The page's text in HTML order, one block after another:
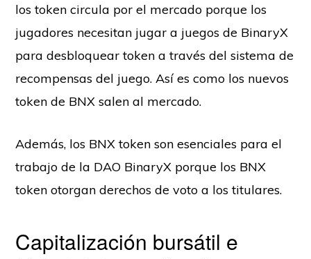
los token circula por el mercado porque los
jugadores necesitan jugar a juegos de BinaryX
para desbloquear token a través del sistema de
recompensas del juego. Así es como los nuevos
token de BNX salen al mercado.
Además, los BNX token son esenciales para el
trabajo de la DAO BinaryX porque los BNX
token otorgan derechos de voto a los titulares.
Capitalización bursátil e